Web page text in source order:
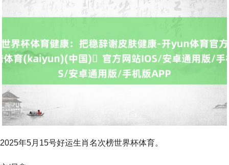
2025年5月15号好运生肖名次榜世界杯体育。